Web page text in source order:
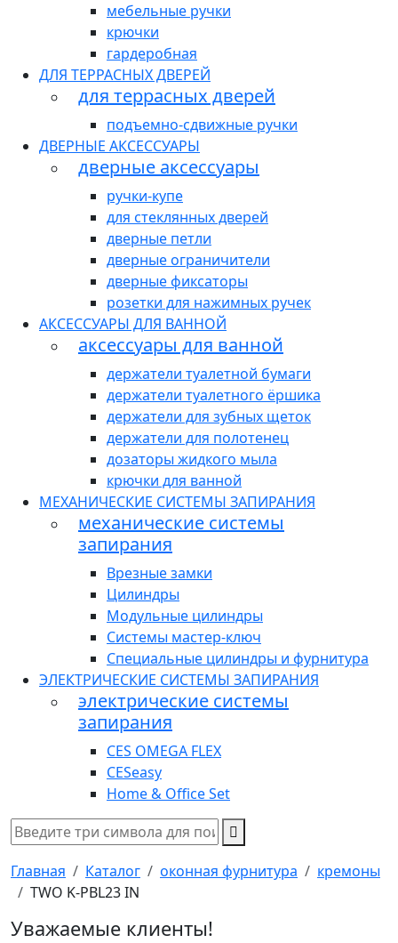
мебельные ручки
крючки
гардеробная
ДЛЯ ТЕРРАСНЫХ ДВЕРЕЙ
для террасных дверей
подъемно-сдвижные ручки
ДВЕРНЫЕ АКСЕССУАРЫ
дверные аксессуары
ручки-купе
для стеклянных дверей
дверные петли
дверные ограничители
дверные фиксаторы
розетки для нажимных ручек
АКСЕССУАРЫ ДЛЯ ВАННОЙ
аксессуары для ванной
держатели туалетной бумаги
держатели туалетного ёршика
держатели для зубных щеток
держатели для полотенец
дозаторы жидкого мыла
крючки для ванной
МЕХАНИЧЕСКИЕ СИСТЕМЫ ЗАПИРАНИЯ
механические системы
запирания
Врезные замки
Цилиндры
Модульные цилиндры
Системы мастер-ключ
Специальные цилиндры и фурнитура
ЭЛЕКТРИЧЕСКИЕ СИСТЕМЫ ЗАПИРАНИЯ
электрические системы
запирания
CES OMEGA FLEX
CESeasy
Home & Office Set
Главная Каталог оконная фурнитура
кремоны
TWO K-PBL23 IN
Уважаемые клиенты!